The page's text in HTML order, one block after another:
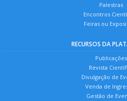
Palestras
Encontros
Feiras ou
RECURSOS DA
Publicações
Revista
Divulgação de
Venda de
Gestão de